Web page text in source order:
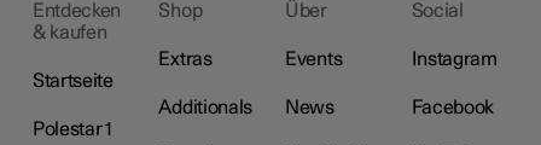
Entdecken
& kaufen
Startseite
Polestar 1
Shop
Extras
Additionals
Über
Events
News
Social
Instagram
Facebook